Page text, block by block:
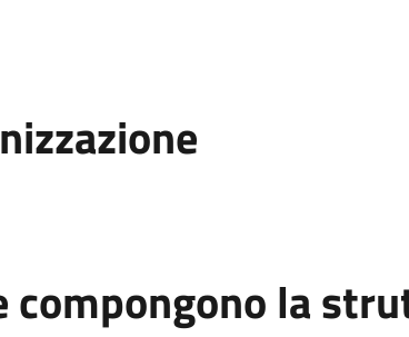
compongono la